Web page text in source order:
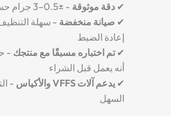
✔ دقة موثوقة - ±0.5–3 جرام حسب المادة
✔ صيانة منخفضة - سهلة
إعادة الضبط
✔تم اختباره مسبقًا مع منتجك -
أنه يعمل قبل الشراء
✔ يدعم آلات VFFS والأكياس
-
السهل